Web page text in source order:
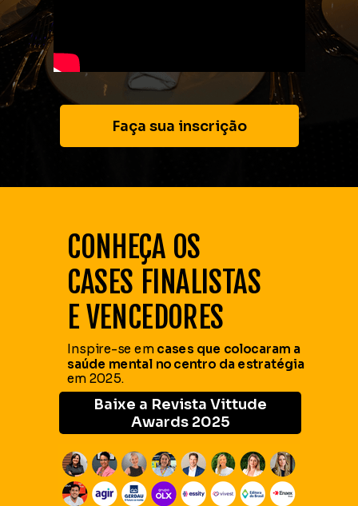
Faça sua inscrição
CONHEÇA OS
CASES FINALISTAS
E VENCEDORES
Baixe a Revista Vittude
Awards 2025
Inspire-se em cases que colocaram a
saúde mental no centro da estratégia
em 2025.